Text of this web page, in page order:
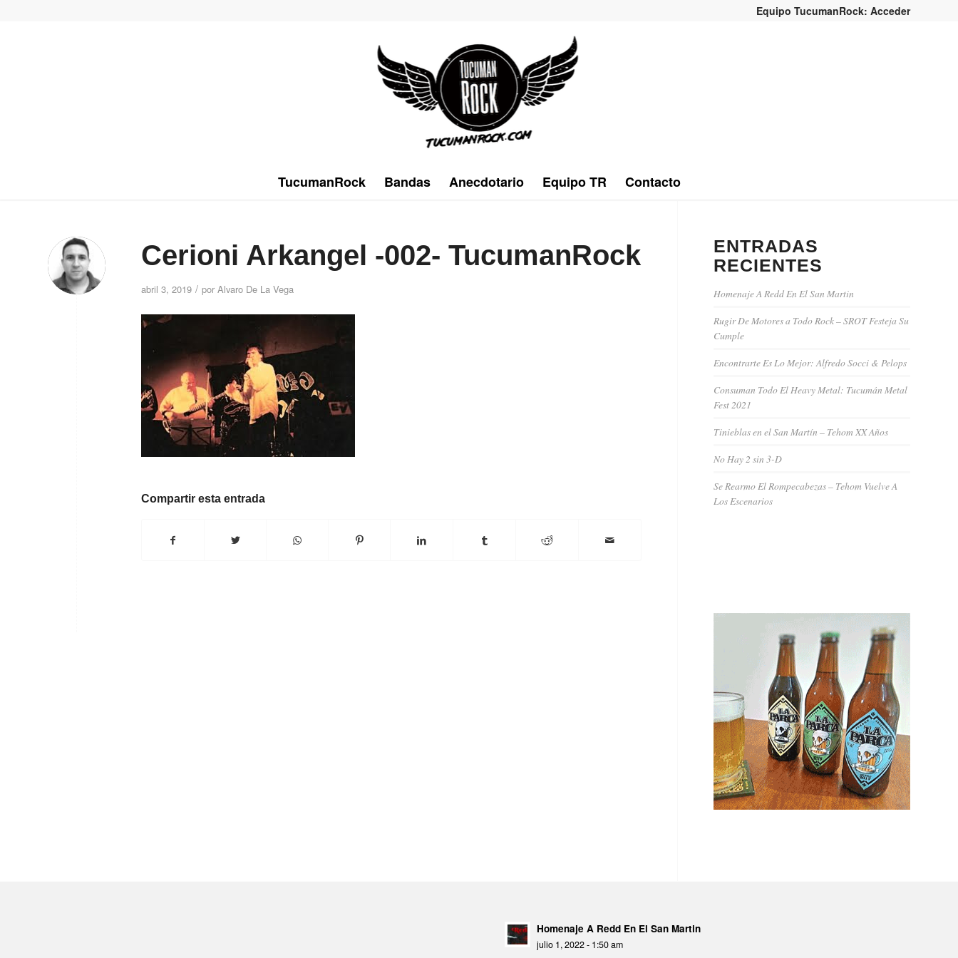
Equipo TucumanRock: Acceder
TucumanRock Bandas Anecdotario Equipo TR Contacto
Cerioni Arkangel -002- TucumanRock
abril 3, 2019 / por Alvaro De La Vega
Compartir esta entrada
ENTRADAS
RECIENTES
Homenaje A Redd En El San Martin
Rugir De Motores a Todo Rock – SROT Festeja Su
Cumple
Encontrarte Es Lo Mejor: Alfredo Socci & Pelops
Consuman Todo El Heavy Metal: Tucumán Metal
Fest 2021
Tinieblas en el San Martín – Tehom XX Años
No Hay 2 sin 3-D
Se Rearmo El Rompecabezas – Tehom Vuelve A
Los Escenarios
Homenaje A Redd En El San Martin
julio 1, 2022 - 1:50 am